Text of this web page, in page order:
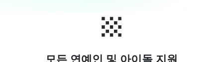
모든 연예인 및 아이돌 지원